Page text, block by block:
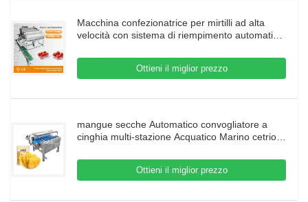
Macchina confezionatrice per mirtilli ad alta
velocità con sistema di riempimento automatico
Ottieni il miglior prezzo
mangue secche Automatico convogliatore a
cinghia multi-stazione Acquatico Marino cetriolo
Contrapeso macchina
Ottieni il miglior prezzo